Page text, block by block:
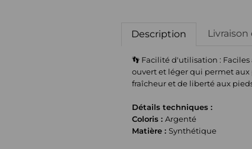
Description
👣 Facilité d'utilisation :
ouvert et léger qui permet aux
fraîcheur et de liberté aux
Détails techniques :
Coloris :Argenté
Matière :Synthétique